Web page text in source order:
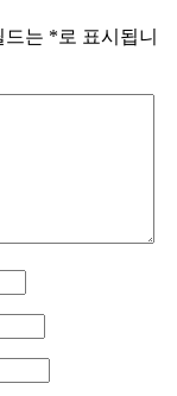
드는 *로 표시됩니